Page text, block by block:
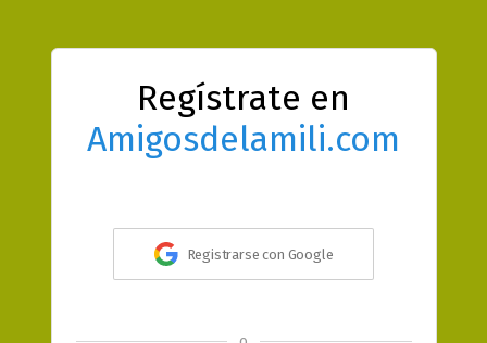
Regístrate en
Amigosdelamili.com
Registrarse con Google